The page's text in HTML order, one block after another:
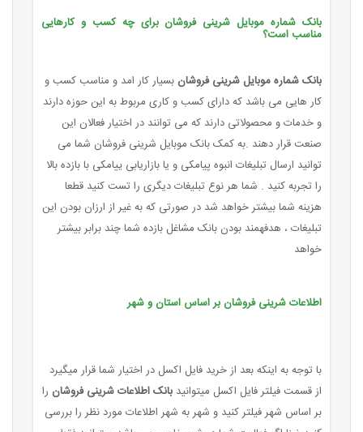
بانک شماره موبایل شرینی فروشان برای چه کسب و کارهایی
مناسب است؟
بانک شماره موبایل شرینی فروشان بسیار کار امد و مناسب کسب و
کار هایی می باشد که دارای کسب و کاری مربوط به این حوزه دارند
و خدمات و محصولاتی دارند که می توانند در اختیار فعالان این
صنعت قرار دهند .به کمک بانک موبایل شرینی فروشان شما می
توانید ارسال تبلیغات انبوه پیامکی و یا بازاریابی ییامکی با بازده بالا
را تجربه کنید . شما هر نوع تبلیغات دیگری را تست کنید قطعا
هزینه شما بیشتر خواهد شد در صورتی که به غیر از ارزان بودن این
تبلیغات ، هدفهمند بودن بانک مشاغل بازده شما چند برابر بیشتر
خواهد
اطلاعات شرینی فروشان بر اساس استان و شهر
با توجه به اینکه بعد از خرید فایل اکسل در اختیار شما قرار میگیرد
از قسمت فیلتر فایل اکسل میتوانید بانک اطلاعات شرینی فروشان را
بر اساس شهر فیلتر کنید و شهر به شهر اطلاعات مورد نظر را بررسی